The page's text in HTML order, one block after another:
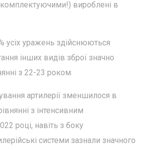
вироблені в
усіх уражень здійснюються
інших видів зброї значно
з 22-23 роком.
артилерії зменшилося в
з інтенсивним
році, навіть з боку
системи зазнали значного